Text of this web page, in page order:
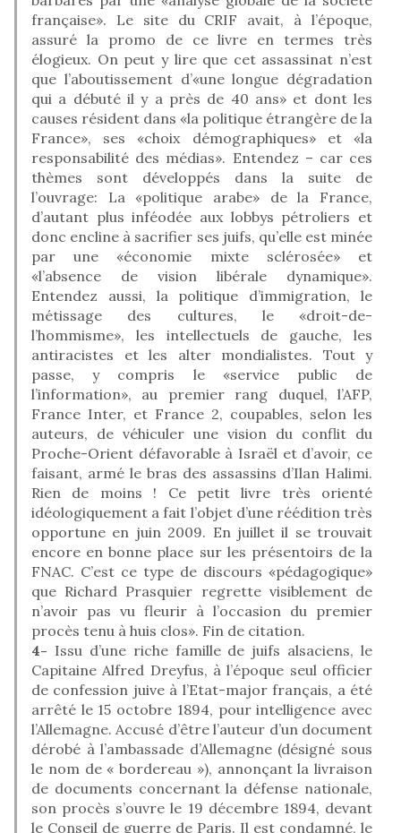
française». Le site du CRIF avait, à l’époque,
assuré la promo de ce livre en termes très
élogieux. On peut y lire que cet assassinat n’est
que l’aboutissement d’«une longue dégradation
qui a débuté il y a près de 40 ans» et dont les
causes résident dans «la politique étrangère de la
France», ses «choix démographiques» et «la
responsabilité des médias». Entendez – car ces
thèmes sont développés dans la suite de
l’ouvrage: La «politique arabe» de la France,
d’autant plus inféodée aux lobbys pétroliers et
donc encline à sacrifier ses juifs, qu’elle est minée
par une «économie mixte sclérosée» et
«l’absence de vision libérale dynamique».
Entendez aussi, la politique d’immigration, le
métissage des cultures, le «droit-de-
l’hommisme», les intellectuels de gauche, les
antiracistes et les alter mondialistes. Tout y
passe, y compris le «service public de
l’information», au premier rang duquel, l’AFP,
France Inter, et France 2, coupables, selon les
auteurs, de véhiculer une vision du conflit du
Proche-Orient défavorable à Israël et d’avoir, ce
faisant, armé le bras des assassins d’Ilan Halimi.
Rien de moins ! Ce petit livre très orienté
idéologiquement a fait l’objet d’une réédition très
opportune en juin 2009. En juillet il se trouvait
encore en bonne place sur les présentoirs de la
FNAC. C’est ce type de discours «pédagogique»
que Richard Prasquier regrette visiblement de
n’avoir pas vu fleurir à l’occasion du premier
procès tenu à huis clos». Fin de citation.
4- Issu d’une riche famille de juifs alsaciens, le
Capitaine Alfred Dreyfus, à l’époque seul officier
de confession juive à l’Etat-major français, a été
arrêté le 15 octobre 1894, pour intelligence avec
l’Allemagne. Accusé d’être l’auteur d’un document
dérobé à l’ambassade d’Allemagne (désigné sous
le nom de « bordereau »), annonçant la livraison
de documents concernant la défense nationale,
son procès s’ouvre le 19 décembre 1894, devant
le Conseil de guerre de Paris. Il est condamné, le